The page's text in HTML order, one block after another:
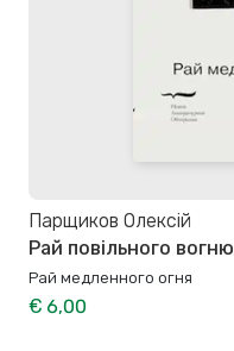
Парщиков Олексій
Рай повільного вогню
Рай медленного огня
€ 6,00